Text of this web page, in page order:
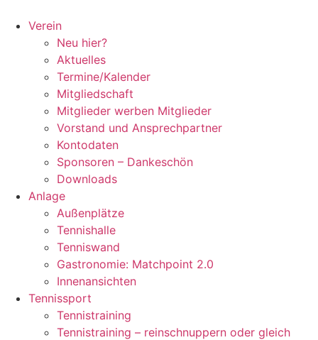
Inhalt
springen
Verein
Neu hier?
Aktuelles
Termine/Kalender
Mitgliedschaft
Mitglieder werben Mitglieder
Vorstand und Ansprechpartner
Kontodaten
Sponsoren – Dankeschön
Downloads
Anlage
Außenplätze
Tennishalle
Tenniswand
Gastronomie: Matchpoint 2.0
Innenansichten
Tennissport
Tennistraining
Tennistraining – reinschnuppern oder gleich